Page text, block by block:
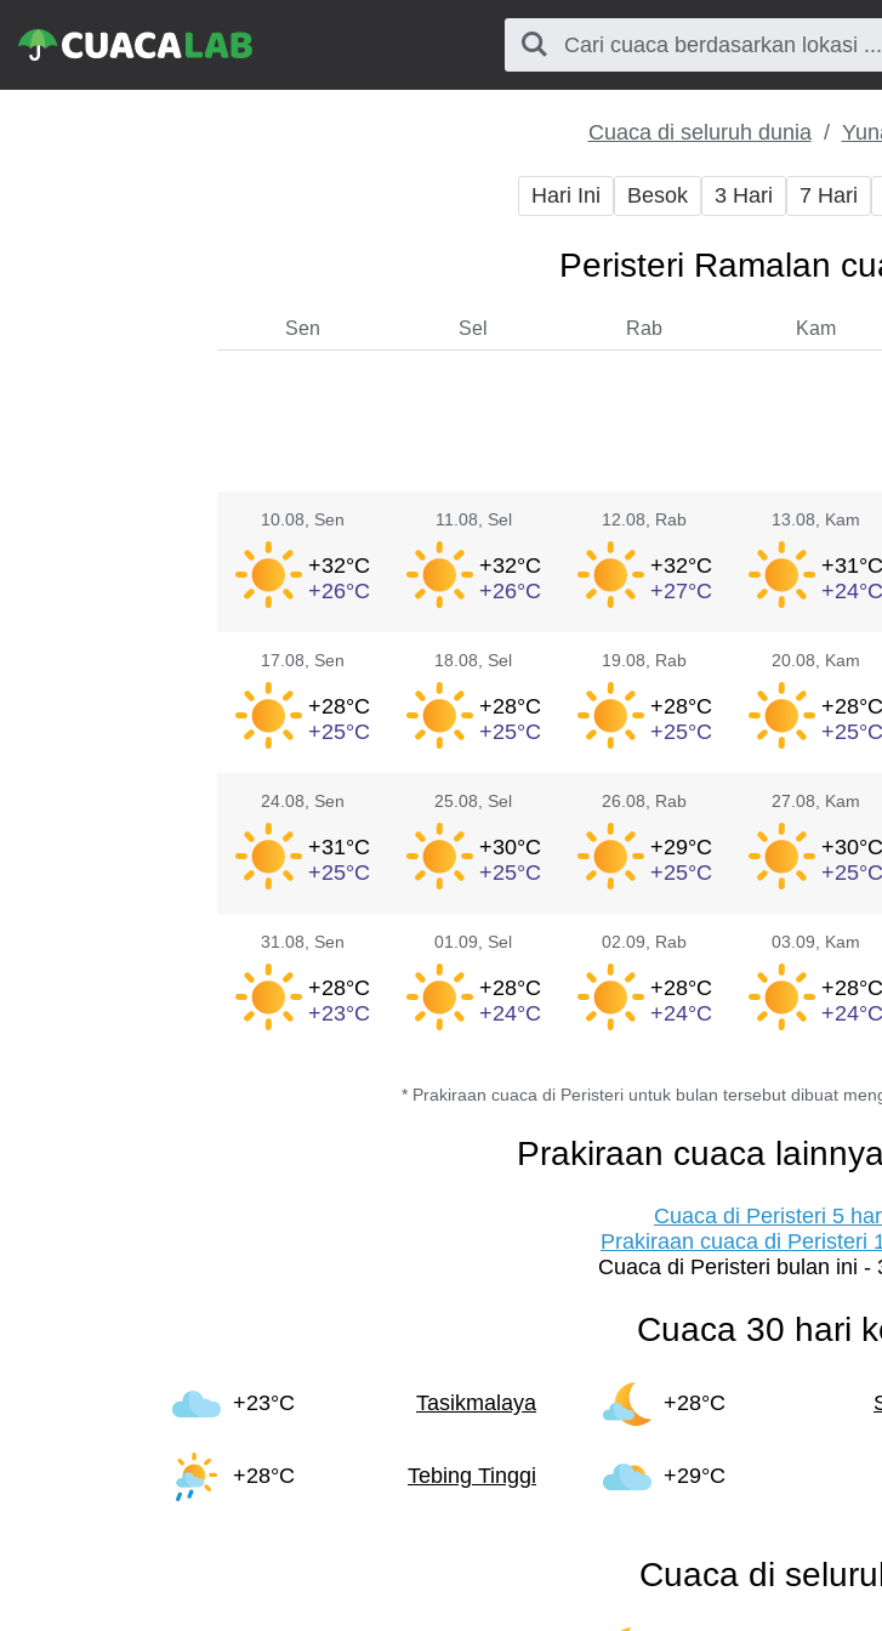
Cuaca di seluruh dunia
Hari Ini Besok 3 Hari 7 Hari
Peristeri Ramalan
Sen Sel Rab Kam
10.08 , Sen
+32°C
+26°C
11.08 , Sel
+32°C
+26°C
12.08 , Rab
+32°C
+27°C
13.08 , Kam
+31°C
+24°C
17.08 , Sen
+28°C
+25°C
18.08 , Sel
+28°C
+25°C
19.08 , Rab
+28°C
+25°C
20.08 , Kam
+28°C
+25°C
24.08 , Sen
+31°C
+25°C
25.08 , Sel
+30°C
+25°C
26.08 , Rab
+29°C
+25°C
27.08 , Kam
+30°C
+25°C
31.08 , Sen
+28°C
+23°C
01.09 , Sel
+28°C
+24°C
02.09 , Rab
+28°C
+24°C
03.09 , Kam
+28°C
+24°C
* Prakiraan cuaca di Peristeri untuk bulan tersebut dibuat
Prakiraan cuaca
Cuaca di Peristeri 5
Prakiraan cuaca di Peristeri
Cuaca di Peristeri bulan ini -
Cuaca 30 hari
+23°C Tasikmalaya +28°C
+28°C Tebing Tinggi +29°C
Cuaca di